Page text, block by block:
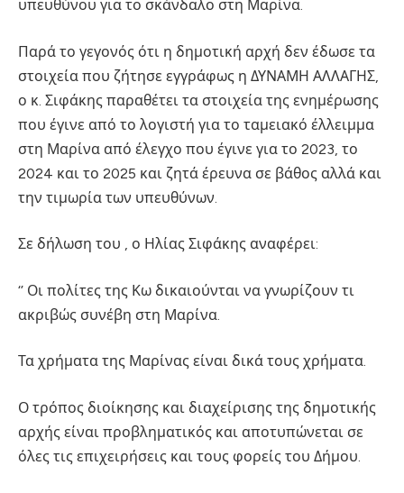
υπευθύνου για το σκάνδαλο στη Μαρίνα.
Παρά το γεγονός ότι η δημοτική αρχή δεν έδωσε τα
στοιχεία που ζήτησε εγγράφως η ΔΥΝΑΜΗ ΑΛΛΑΓΗΣ,
ο κ. Σιφάκης παραθέτει τα στοιχεία της ενημέρωσης
που έγινε από το λογιστή για το ταμειακό έλλειμμα
στη Μαρίνα από έλεγχο που έγινε για το 2023, το
2024 και το 2025 και ζητά έρευνα σε βάθος αλλά και
την τιμωρία των υπευθύνων.
Σε δήλωση του , ο Ηλίας Σιφάκης αναφέρει:
‘’ Οι πολίτες της Κω δικαιούνται να γνωρίζουν τι
ακριβώς συνέβη στη Μαρίνα.
Τα χρήματα της Μαρίνας είναι δικά τους χρήματα.
Ο τρόπος διοίκησης και διαχείρισης της δημοτικής
αρχής είναι προβληματικός και αποτυπώνεται σε
όλες τις επιχειρήσεις και τους φορείς του Δήμου.